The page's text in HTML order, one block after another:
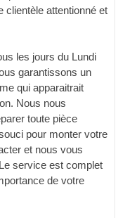
clientèle attentionné et
les jours du Lundi
garantissons un
qui apparaitrait
Nous nous
toute pièce
pour monter votre
et nous vous
service est complet
de votre